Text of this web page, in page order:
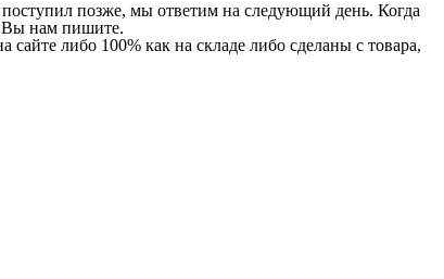
позже, мы ответим на следующий день. Когда
Вы нам пишите.
либо 100% как на складе либо сделаны с товара,